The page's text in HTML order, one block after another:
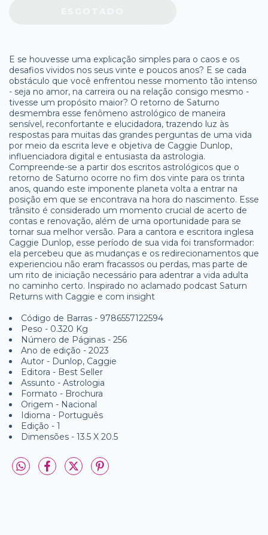
E se houvesse uma explicação simples para o caos e os
desafios vividos nos seus vinte e poucos anos? E se cada
obstáculo que você enfrentou nesse momento tão intenso
- seja no amor, na carreira ou na relação consigo mesmo -
tivesse um propósito maior? O retorno de Saturno
desmembra esse fenômeno astrológico de maneira
sensível, reconfortante e elucidadora, trazendo luz às
respostas para muitas das grandes perguntas de uma vida
por meio da escrita leve e objetiva de Caggie Dunlop,
influenciadora digital e entusiasta da astrologia.
Compreende-se a partir dos escritos astrológicos que o
retorno de Saturno ocorre no fim dos vinte para os trinta
anos, quando este imponente planeta volta a entrar na
posição em que se encontrava na hora do nascimento. Esse
trânsito é considerado um momento crucial de acerto de
contas e renovação, além de uma oportunidade para se
tornar sua melhor versão. Para a cantora e escritora inglesa
Caggie Dunlop, esse período de sua vida foi transformador:
ela percebeu que as mudanças e os redirecionamentos que
experienciou não eram fracassos ou perdas, mas parte de
um rito de iniciação necessário para adentrar a vida adulta
no caminho certo. Inspirado no aclamado podcast Saturn
Returns with Caggie e com insight
Código de Barras - 9786557122594
Peso - 0.320 Kg
Número de Páginas - 256
Ano de edição - 2023
Autor - Dunlop, Caggie
Editora - Best Seller
Assunto - Astrologia
Formato - Brochura
Origem - Nacional
Idioma - Português
Edição - 1
Dimensões - 13.5 X 20.5